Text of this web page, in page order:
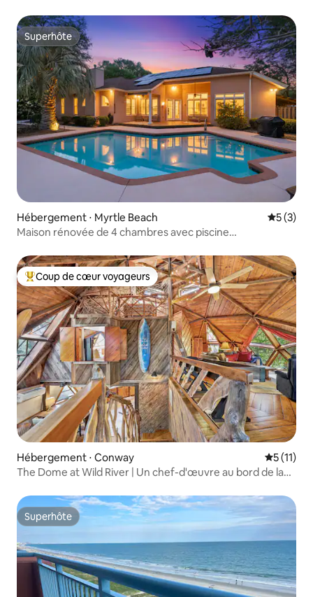
Superhôte
Superhôte
Hébergement ⋅ Myrtle Beach
5 (3)
Maison rénovée de 4 chambres avec piscine
Coups de cœur voyageurs les plus appréciés
Coup de cœur voyageurs
Hébergement ⋅ Conway
5 (11)
The Dome at Wild River | Un chef-d'œuvre au bord de la
Superhôte
Superhôte